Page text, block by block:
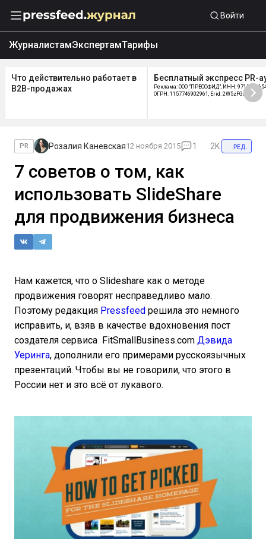
Войти
ЖурналистамЭкспертамТарифы
Что действительно работает в
B2B-продажах
Бесплатный экспресс PR-
Реклама: ООО "ПРЕССФИД", ИНН:
ОГРН: 1157746902961, Erid: 2W5zFGDycPz
PR Розалия Каневская12 ноября 2015 1 2K ред.
7 советов о том, как
использовать SlideShare
для продвижения бизнеса
Нам кажется, что о Slideshare как о методе
продвижения говорят несправедливо мало.
Поэтому редакция Pressfeed решила это немного
исправить, и, взяв в качестве вдохновения пост
создателя сервиса FitSmallBusiness.com Дэвида
Уеринга, дополнили его примерами русскоязычных
презентаций. Чтобы вы не говорили, что этого в
России нет и это всё от лукавого.